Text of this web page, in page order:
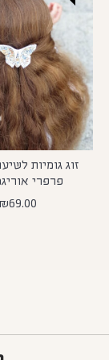
זוג גומיות
פרפרי
₪69.00